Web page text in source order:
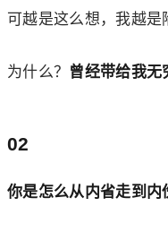
可越是这么想，我越
为什么？ 曾经带给我无
02
你是怎么从内省走到内